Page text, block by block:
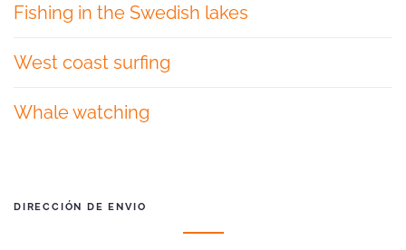
Fishing in the Swedish lakes
West coast surfing
Whale watching
DIRECCIÓN DE ENVIO